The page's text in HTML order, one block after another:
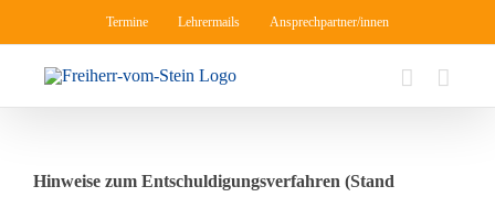
springen
Termine Lehrermails Ansprechpartner/innen
Hinweise zum Entschuldigungsverfahren (Stand